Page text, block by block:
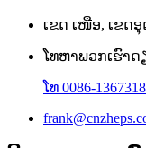
ເຂດ ເໜືອ, ເຂດ
ໂທຫາພວກເຮົາດ
ໂທ 0086-